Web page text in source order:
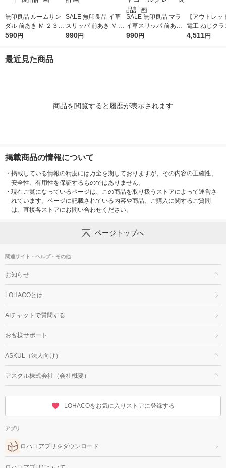
無印良品 ルームサン
ダル 前あき Ｍ ２３．
５〜２５ｃｍ用 生成×
590円
SALE 無印良品 イ草
スリッパ 前あき Ｍ ２
３．５〜２５ｃｍ用
990円
SALE 無印良品 マラ
イ草スリッパ 前あき
Ｍ ２３．５〜２５ｃ
990円
【アウトレッ
電工 ねじク
-43-JAN-BP 1
4,511円
最近見た商品
商品を閲覧すると履歴が表示されます
掲載商品の情報について
・ 掲載している情報の精度には万全を期しておりますが、その内容の正確性、
安全性、有用性を保証するものではありません。
・ 現在ご覧になっているページは、この商品を取り扱うストアによって運営さ
れています。ページに記載されている内容や商品、ご購入に関するご質問
は、直接各ストアにお問い合わせください。
ページトップへ
関連サイト・ヘルプ・その他
お知らせ
LOHACOとは
AIチャットで質問する
お客様サポート
ASKUL（法人向け）
アスクル株式会社（会社概要）
LOHACOをお気に入りストアに登録する
アプリ
ロハコアプリをダウンロード